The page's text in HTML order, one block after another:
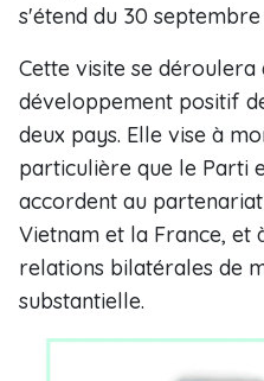
s'étend du 30
Cette visite se déroulera
développement positif
deux pays. Elle vise à
particulière que le Parti
accordent au
Vietnam et la France, et
relations bilatérales de
substantielle.